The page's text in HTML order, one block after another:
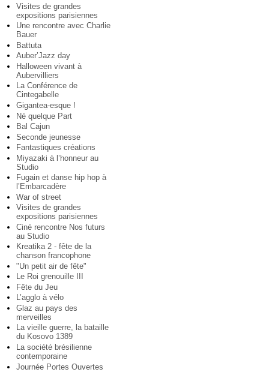
Visites de grandes
expositions parisiennes
Une rencontre avec Charlie
Bauer
Battuta
Auber’Jazz day
Halloween vivant à
Aubervilliers
La Conférence de
Cintegabelle
Gigantea-esque !
Né quelque Part
Bal Cajun
Seconde jeunesse
Fantastiques créations
Miyazaki à l’honneur au
Studio
Fugain et danse hip hop à
l’Embarcadère
War of street
Visites de grandes
expositions parisiennes
Ciné rencontre Nos futurs
au Studio
Kreatika 2 - fête de la
chanson francophone
"Un petit air de fête"
Le Roi grenouille III
Fête du Jeu
L’agglo à vélo
Glaz au pays des
merveilles
La vieille guerre, la bataille
du Kosovo 1389
La société brésilienne
contemporaine
Journée Portes Ouvertes